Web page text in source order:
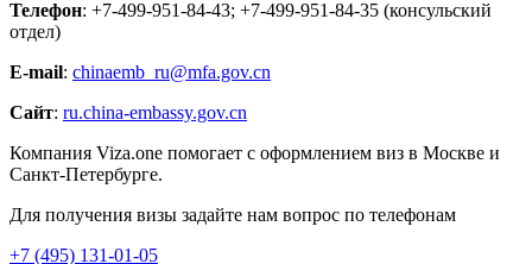
Телефон: +7-499-951-84-43; +7-499-951-84-35 (консульский
отдел)
E-mail: chinaemb_ru@mfa.gov.cn
Сайт: ru.china-embassy.gov.cn
Компания Viza.one помогает с оформлением виз в Москве и
Санкт-Петербурге.
Для получения визы задайте нам вопрос по телефонам
+7 (495) 131-01-05